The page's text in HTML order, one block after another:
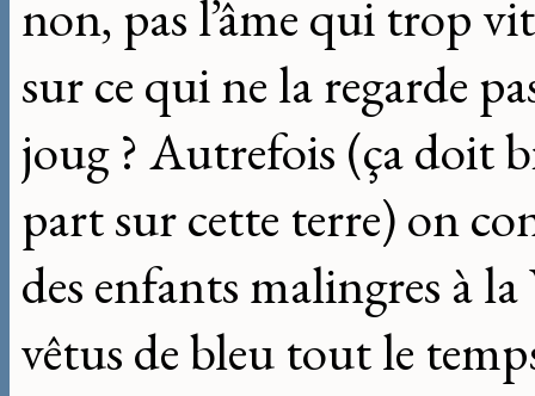
non, pas l’âme qui trop
sur ce qui ne la regarde
joug ? Autrefois (ça doit
part sur cette terre) on
des enfants malingres à
vêtus de bleu tout le